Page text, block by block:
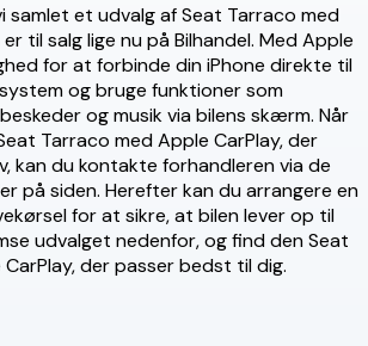
samlet et udvalg af Seat Tarraco med
til salg lige nu på Bilhandel. Med Apple
for at forbinde din iPhone direkte til
og bruge funktioner som
og musik via bilens skærm. Når
Tarraco med Apple CarPlay, der
kan du kontakte forhandleren via de
på siden. Herefter kan du arrangere en
for at sikre, at bilen lever op til
udvalget nedenfor, og find den Seat
der passer bedst til dig.